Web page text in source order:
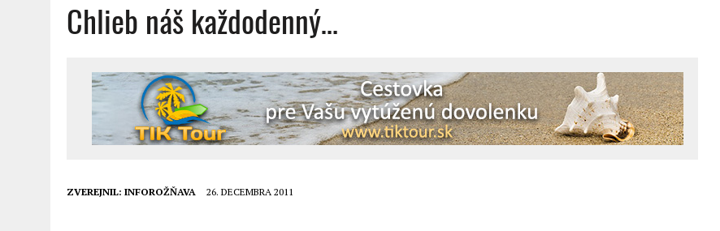
Chlieb náš každodenný…
ZVEREJNIL: INFOROŽŇAVA 26. DECEMBRA 2011